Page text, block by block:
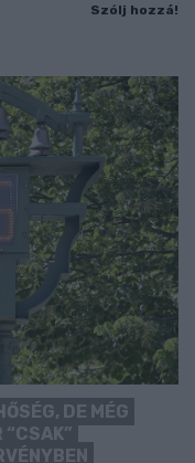
Szólj hozzá!
DE MÉG
“CSAK”